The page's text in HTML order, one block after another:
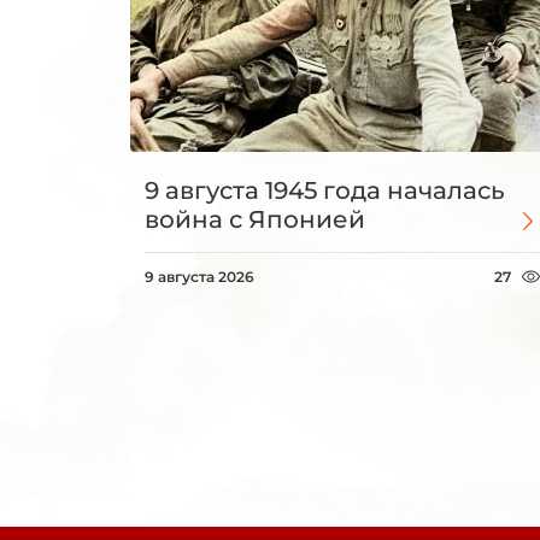
9 августа 1945 года началась
война с Японией
9 августа 2026 27